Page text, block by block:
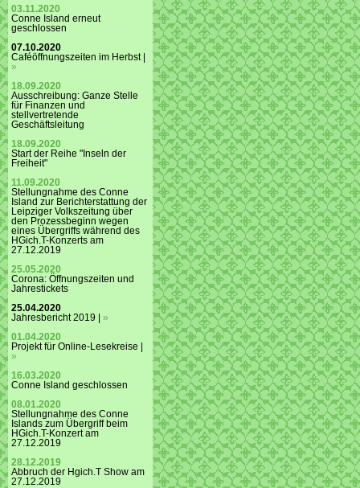
03.11.2020
Conne Island erneut
geschlossen
07.10.2020
Caféöffnungszeiten im Herbst |
»
18.09.2020
Ausschreibung: Ganze Stelle
für Finanzen und
stellvertretende
Geschäftsleitung
18.09.2020
Start der Reihe "Inseln der
Freiheit"
11.09.2020
Stellungnahme des Conne
Island zur Berichterstattung der
Leipziger Volkszeitung über
den Prozessbeginn wegen
eines Übergriffs während des
HGich.T-Konzerts am
27.12.2019
25.05.2020
Corona: Öffnungszeiten und
Jahrestickets
25.04.2020
Jahresbericht 2019 | »
01.04.2020
Projekt für Online-Lesekreise |
»
16.03.2020
Conne Island geschlossen
08.01.2020
Stellungnahme des Conne
Islands zum Übergriff beim
HGich.T-Konzert am
27.12.2019
28.12.2019
Abbruch der Hgich.T Show am
27.12.2019